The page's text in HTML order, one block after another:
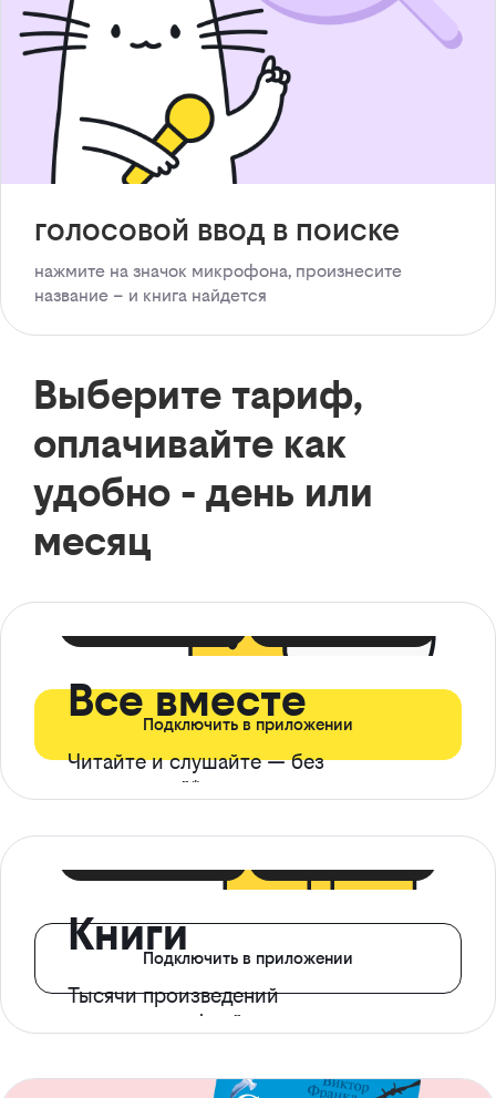
голосовой ввод в поиске
нажмите на значок микрофона, произнесите
название – и книга найдется
Выберите тариф,
оплачивайте как
удобно - день или
месяц
Все вместе
Читайте и слушайте — без
ограничений*
Подключить в приложении
Книги
Тысячи произведений
с доступом офлайн
Подключить в приложении